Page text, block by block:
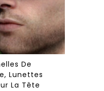
De
Lunettes
La Tête